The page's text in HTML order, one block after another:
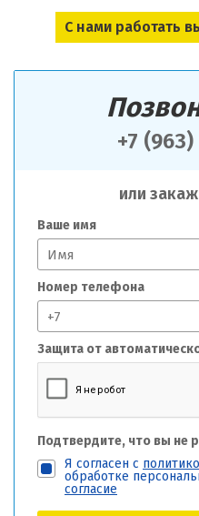
+7 (963)
или
Ваше имя
Номер телефона
Защита от
Подтвердите, что вы не
Я согласен с
обработке
согласие
С нами работать